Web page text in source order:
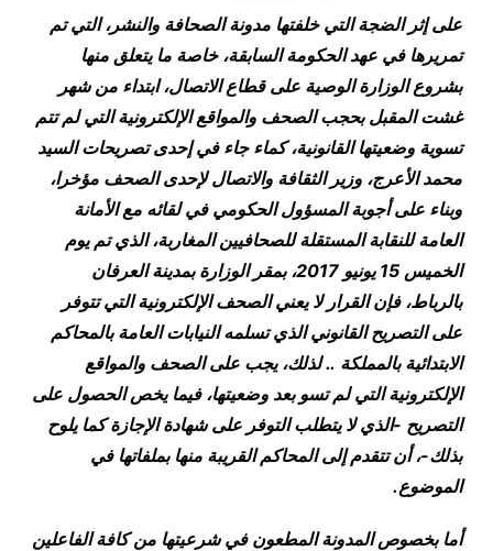
على إثر الضجة التي خلفتها مدونة الصحافة والنشر، التي تم
تمريرها في عهد الحكومة السابقة، خاصة ما يتعلق منها
بشروع الوزارة الوصية على قطاع الاتصال، ابتداء من شهر
غشت المقبل بحجب الصحف والمواقع الإلكترونية التي لم تتم
تسوية وضعيتها القانونية، كماء جاء في إحدى تصريحات السيد
محمد الأعرج، وزير الثقافة والاتصال لإحدى الصحف مؤخرا،
وبناء على أجوبة المسؤول الحكومي في لقائه مع الأمانة
العامة للنقابة المستقلة للصحافيين المغاربة، الذي تم يوم
الخميس 15 يونيو 2017، بمقر الوزارة بمدينة العرفان
بالرباط، فإن القرار لا يعني الصحف الإلكترونية التي تتوفر
على التصريح القانوني الذي تسلمه النيابات العامة بالمحاكم
الابتدائية بالمملكة .. لذلك، يجب على الصحف والمواقع
الإلكترونية التي لم تسو بعد وضعيتها، فيما يخص الحصول على
التصريح -الذي لا يتطلب التوفر على شهادة الإجازة كما يلوح
بذلك-، أن تتقدم إلى المحاكم القريبة منها بملفاتها في
الموضوع.
أما بخصوص المدونة المطعون في شرعيتها من كافة الفاعلين